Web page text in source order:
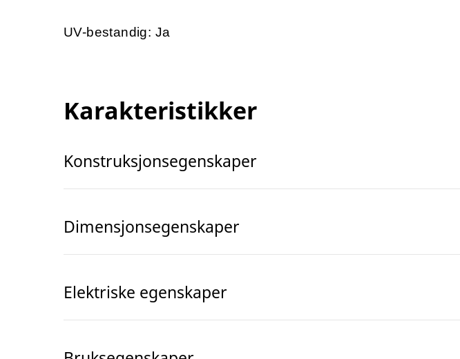
UV-bestandig: Ja
Karakteristikker
Konstruksjonsegenskaper
Dimensjonsegenskaper
Elektriske egenskaper